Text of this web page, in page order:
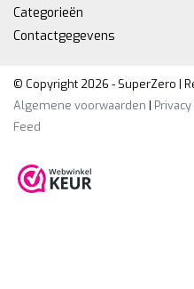
Categorieën
Contactgegevens
© Copyright 2026 - SuperZero |
Algemene voorwaarden |
Feed